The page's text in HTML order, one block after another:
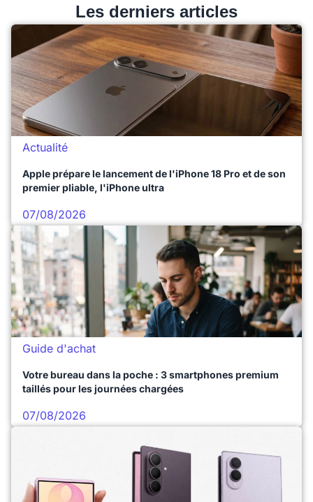
Les derniers articles
Actualité
Apple prépare le lancement de l'iPhone 18 Pro et de son
premier pliable, l'iPhone ultra
07/08/2026
Guide d'achat
Votre bureau dans la poche : 3 smartphones premium
taillés pour les journées chargées
07/08/2026